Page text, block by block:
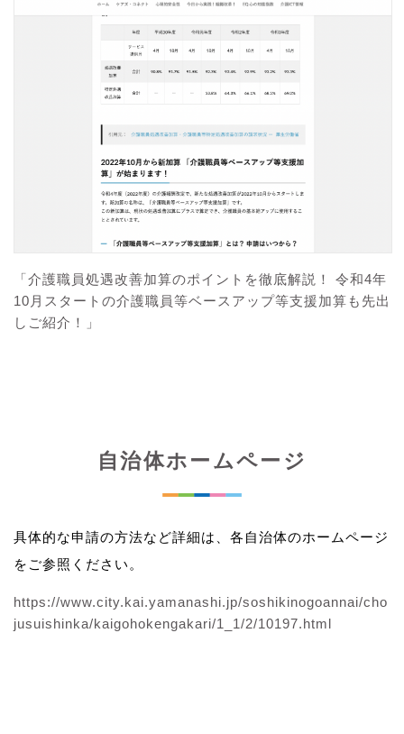
「介護職員処遇改善加算のポイントを徹底解説！ 令和4年
10月スタートの介護職員等ベースアップ等支援加算も先出
しご紹介！」
自治体ホームページ
具体的な申請の方法など詳細は、各自治体のホームページ
をご参照ください。
https://www.city.kai.yamanashi.jp/soshikinogoannai/cho
jusuishinka/kaigohokengakari/1_1/2/10197.html